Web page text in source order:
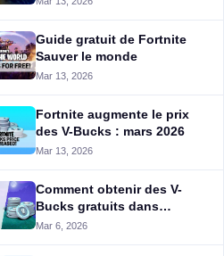
Guide gratuit de Fortnite
Sauver le monde
Mar 13, 2026
Fortnite augmente le prix
des V-Bucks : mars 2026
Mar 13, 2026
Comment obtenir des V-
Bucks gratuits dans
Fortnite (2026)
Mar 6, 2026